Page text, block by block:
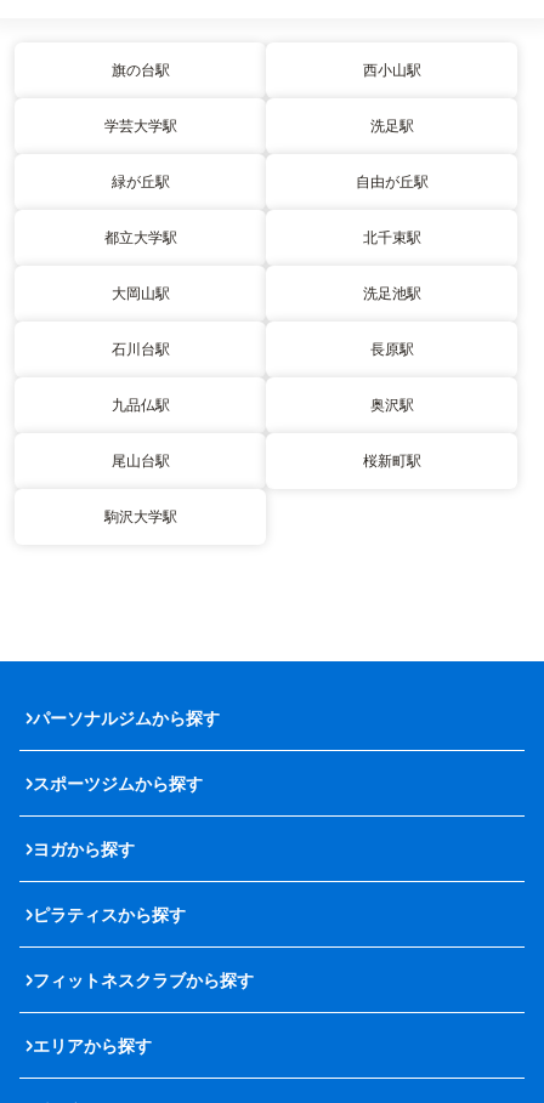
旗の台駅 西小山駅
学芸大学駅 洗足駅
緑が丘駅 自由が丘駅
都立大学駅 北千束駅
大岡山駅 洗足池駅
石川台駅 長原駅
九品仏駅 奥沢駅
尾山台駅 桜新町駅
駒沢大学駅
パーソナルジムから探す
スポーツジムから探す
ヨガから探す
ピラティスから探す
フィットネスクラブから探す
エリアから探す